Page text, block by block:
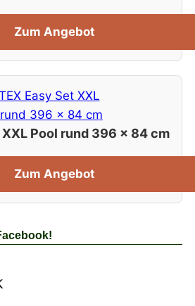
Zum Angebot
XXL Pool rund 396 x 84 cm
Zum Angebot